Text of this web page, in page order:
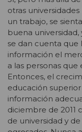
otras
un trabajo, se
buena
se dan cuenta que
información el
a las personas
Entonces, el
educación
información
diciembre de 2011
de universidad y